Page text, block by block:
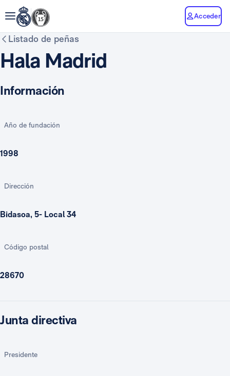
Acceder
Listado de peñas
Hala Madrid
Información
Año de fundación
1998
Dirección
Bidasoa, 5- Local 34
Código postal
28670
Junta directiva
Presidente